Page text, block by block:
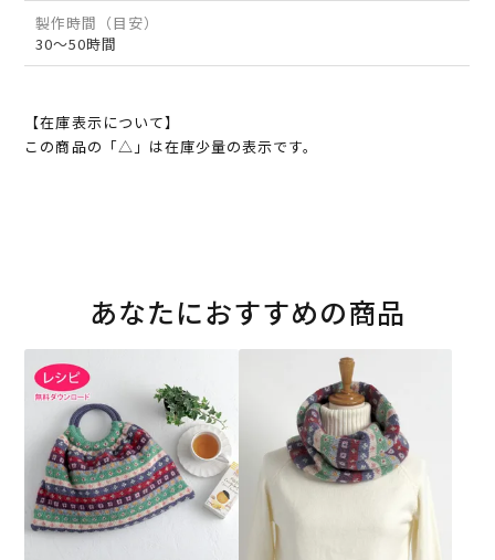
製作時間（目安）
30～50時間
【在庫表示について】
この商品の「△」は在庫少量の表示です。
あなたにおすすめの商品